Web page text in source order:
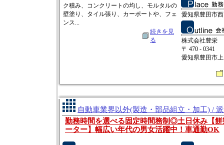
ク積み、コンクリートの均し、モルタルの
壁塗り、タイル張り、カーポートや、フェ
ンス...
続きを見
る
愛知県豊田市
株式会社豊栄
〒 470 - 0341
愛知県豊田市
自動車業界以外(製造・部品組立・加工) /
勤務時間を選べる固定時間務制◎土日休み【
ーター】幅広い年代の男女活躍中！車通勤OK